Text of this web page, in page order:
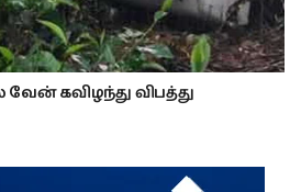
வேன் கவிழந்து விபத்து